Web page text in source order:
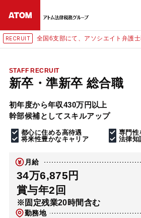
RECRUIT 全国6支部にて、アソシエイト弁護
STAFF RECRUIT
新卒・準新卒 総合職
初年度から年収430万円以上
幹部候補としてスキルアップ
都心に住める高待遇
専門性
将来性豊かなキャリア
法律知
月給
34万6,875円
賞与年2回
※固定残業20時間含む
勤務地
24時間365日全国
無料相談窓口はこちら
電話・LINE・メールで相談予
ホーム
解決実績
アクセス